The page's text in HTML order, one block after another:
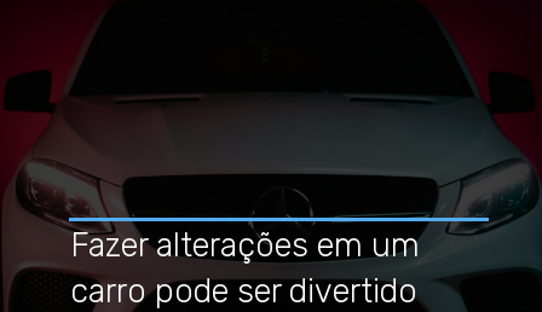
Fazer alterações em um
carro pode ser divertido